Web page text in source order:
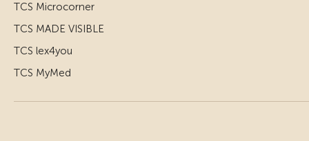
TCS Microcorner
TCS MADE VISIBLE
TCS lex4you
TCS MyMed